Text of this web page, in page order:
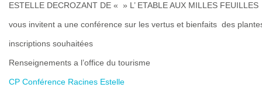
ESTELLE DECROZANT DE « » L’ ETABLE AUX MILLES
vous invitent a une conférence sur les vertus et bienfaits des
inscriptions souhaitées
Renseignements a l’office du tourisme
CP Conférence Racines Estelle